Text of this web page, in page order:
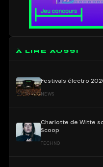
À LIRE AUSSI
Festivals électro
NEWS
Charlotte de Witte
Scoop
TECHNO